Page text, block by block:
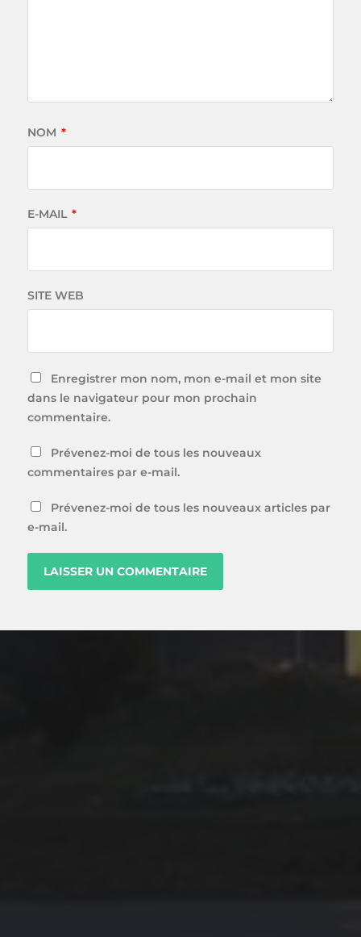
NOM *
E-MAIL *
SITE WEB
Enregistrer mon nom, mon e-mail et mon site
dans le navigateur pour mon prochain
commentaire.
Prévenez-moi de tous les nouveaux
commentaires par e-mail.
Prévenez-moi de tous les nouveaux articles par
e-mail.